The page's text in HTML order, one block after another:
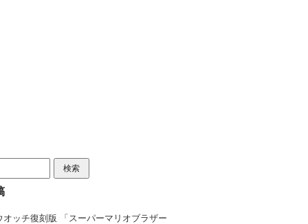
オッチ復刻版 「スーパーマリオブラザー